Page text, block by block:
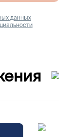
данных